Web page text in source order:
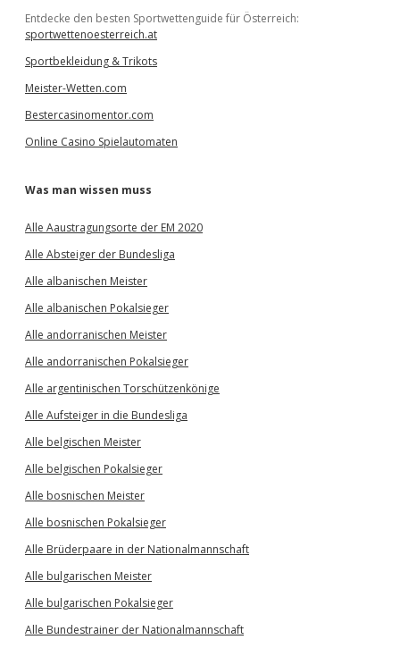
Entdecke den besten Sportwettenguide für Österreich:
sportwettenoesterreich.at
Sportbekleidung & Trikots
Meister-Wetten.com
Bestercasinomentor.com
Online Casino Spielautomaten
Was man wissen muss
Alle Aaustragungsorte der EM 2020
Alle Absteiger der Bundesliga
Alle albanischen Meister
Alle albanischen Pokalsieger
Alle andorranischen Meister
Alle andorranischen Pokalsieger
Alle argentinischen Torschützenkönige
Alle Aufsteiger in die Bundesliga
Alle belgischen Meister
Alle belgischen Pokalsieger
Alle bosnischen Meister
Alle bosnischen Pokalsieger
Alle Brüderpaare in der Nationalmannschaft
Alle bulgarischen Meister
Alle bulgarischen Pokalsieger
Alle Bundestrainer der Nationalmannschaft